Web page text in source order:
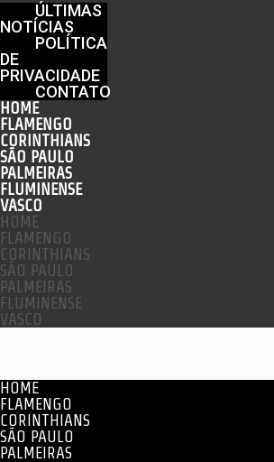
ÚLTIMAS
NOTÍCIAS
POLÍTICA
DE
PRIVACIDADE
CONTATO
HOME
FLAMENGO
CORINTHIANS
SÃO PAULO
PALMEIRAS
FLUMINENSE
VASCO
HOME
FLAMENGO
CORINTHIANS
SÃO PAULO
PALMEIRAS
FLUMINENSE
VASCO
HOME
FLAMENGO
CORINTHIANS
SÃO PAULO
PALMEIRAS